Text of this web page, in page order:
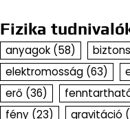
Fizika
anyagok (58)
elektromosság (63)
erő (36)
fény (23) gravitáció